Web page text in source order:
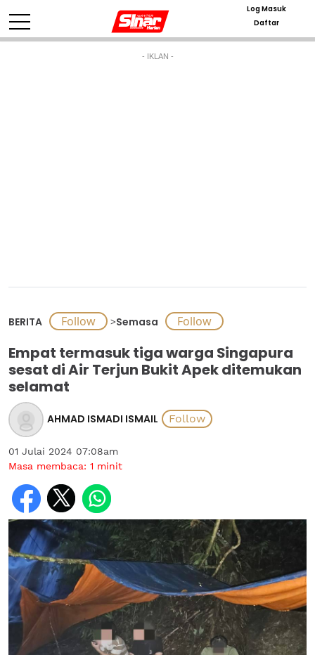
Log Masuk
Daftar
- IKLAN -
BERITA >Semasa
Empat termasuk tiga warga Singapura
sesat di Air Terjun Bukit Apek ditemukan
selamat
AHMAD ISMADI ISMAIL
01 Julai 2024 07:08am
Masa membaca: 1 minit